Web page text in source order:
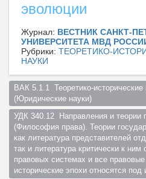
эволюции
Журнал: ВЕСТНИК САНКТ-
УНИВЕРСИТЕТА МВД
Рубрики: ТЕОРЕТИКО-
НАУКИ
ВАК 5.1.1  Теоретико-исторические
(Юридические науки)
УДК 340.12  Направления и
(Философия права). Теории
как литература представителей
так и литература критически к
правовых системах и все
исторические эпохи относятся